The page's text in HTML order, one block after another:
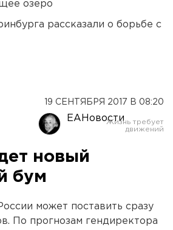
озеро
рассказали о борьбе с
19 СЕНТЯБРЯ 2017 В 08:20
ЕАНовости
новый
бум
может поставить сразу
По прогнозам гендиректора